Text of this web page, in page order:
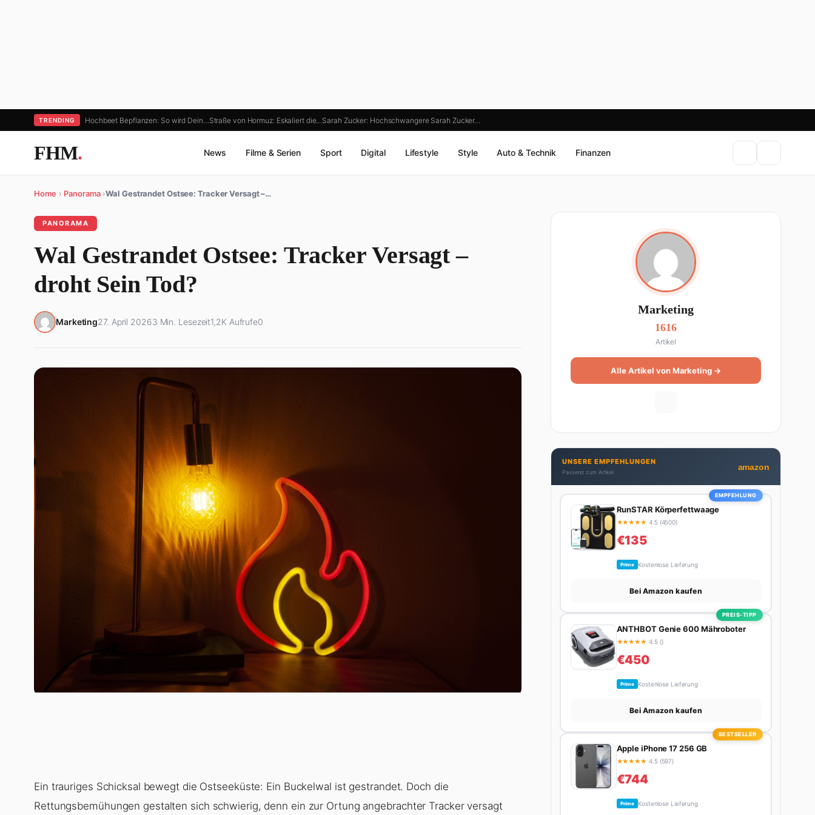
TRENDING Hochbeet Bepflanzen: So wird Dein… Straße von Hormuz: Eskaliert die… Sarah Zucker: Hochschwangere Sarah Zucker…
FHM. News Filme & Serien Sport Digital Lifestyle Style Auto & Technik Finanzen
Home › Panorama ›Wal Gestrandet Ostsee: Tracker Versagt –…
PANORAMA
Wal Gestrandet Ostsee: Tracker Versagt –
droht Sein Tod?
Marketing27. April 20263 Min. Lesezeit1,2K Aufrufe0
Ein trauriges Schicksal bewegt die Ostseeküste: Ein Buckelwal ist gestrandet. Doch die
Rettungsbemühungen gestalten sich schwierig, denn ein zur Ortung angebrachter Tracker versagt
Marketing
1616
Artikel
Alle Artikel von Marketing →
UNSERE EMPFEHLUNGEN
Passend zum Artikel
amazon
EMPFEHLUNG
RunSTAR Körperfettwaage
★★★★★ 4.5 (4500)
€135
Prime Kostenlose Lieferung
Bei Amazon kaufen
PREIS-TIPP
ANTHBOT Genie 600 Mähroboter
★★★★★ 4.5 ()
€450
Prime Kostenlose Lieferung
Bei Amazon kaufen
BESTSELLER
Apple iPhone 17 256 GB
★★★★★ 4.5 (597)
€744
Prime Kostenlose Lieferung